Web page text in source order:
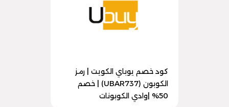
كود خصم يوباي الكويت | رمز
الكوبون (UBAR737) | خصم
50% |وادي الكوبونات